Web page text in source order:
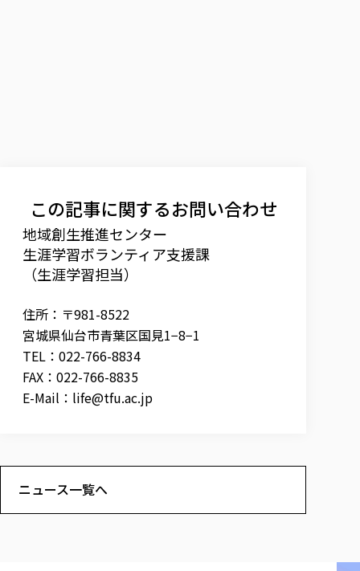
この記事に関するお問い合わせ
地域創生推進センター
生涯学習ボランティア支援課
（生涯学習担当）
住所：〒981-8522
宮城県仙台市青葉区国見1−8−1
TEL：022-766-8834
FAX：022-766-8835
E-Mail： life@tfu.ac.jp
ニュース一覧へ